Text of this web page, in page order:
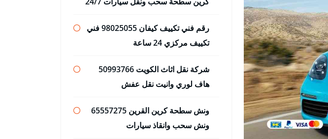
رقم فني تكييف كيفان 98025055 فني
تكييف مركزي 24 ساعة
شركة نقل اثاث الكويت 50993766
هاف لوري وانيت نقل عفش
ونش سطحة كرين القرين 65557275
ونش سحب وانقاذ سيارات